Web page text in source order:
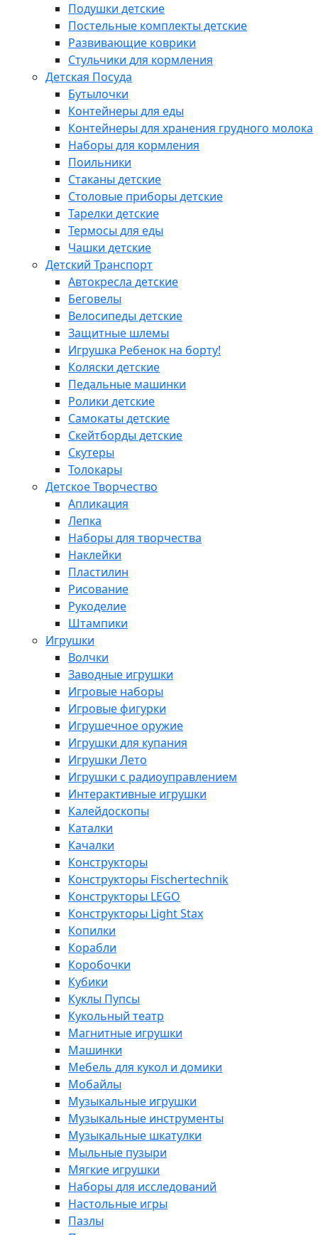
Подушки детские
Постельные комплекты детские
Развивающие коврики
Стульчики для кормления
Детская Посуда
Бутылочки
Контейнеры для еды
Контейнеры для хранения грудного молока
Наборы для кормления
Поильники
Стаканы детские
Столовые приборы детские
Тарелки детские
Термосы для еды
Чашки детские
Детский Транспорт
Автокресла детские
Беговелы
Велосипеды детские
Защитные шлемы
Игрушка Ребенок на борту!
Коляски детские
Педальные машинки
Ролики детские
Самокаты детские
Скейтборды детские
Скутеры
Толокары
Детское Творчество
Апликация
Лепка
Наборы для творчества
Наклейки
Пластилин
Рисование
Рукоделие
Штампики
Игрушки
Волчки
Заводные игрушки
Игровые наборы
Игровые фигурки
Игрушечное оружие
Игрушки для купания
Игрушки Лето
Игрушки с радиоуправлением
Интерактивные игрушки
Калейдоскопы
Каталки
Качалки
Конструкторы
Конструкторы Fisсhertechnik
Конструкторы LEGO
Конструкторы Light Stax
Копилки
Корабли
Коробочки
Кубики
Куклы Пупсы
Кукольный театр
Магнитные игрушки
Машинки
Мебель для кукол и домики
Мобайлы
Музыкальные игрушки
Музыкальные инструменты
Музыкальные шкатулки
Мыльные пузыри
Мягкие игрушки
Наборы для исследований
Настольные игры
Пазлы